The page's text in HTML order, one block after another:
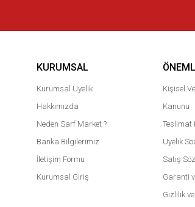
KURUMSAL
Kurumsal Üyelik
Hakkımızda
Neden Sarf Market ?
Banka Bilgilerimiz
İletişim Formu
Kurumsal Giriş
Kişisel
Kanunu
Teslimat
Üyelik
Satış
Garanti
Gizlilik